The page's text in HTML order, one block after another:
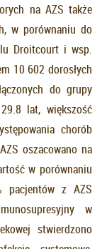
na AZS także
w porównaniu do
Droitcourt i wsp.
10 602 dorosłych
do grupy
lat, większość
chorób
oszacowano na
w porównaniu
pacjentów z AZS
w
stwierdzono